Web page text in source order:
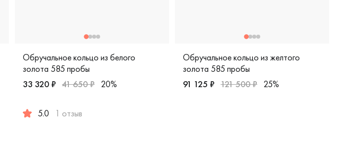
585 пробы, дизайнерская, 200-000-128
Обручальное кольцо из белого
золота 585 пробы
33 320 ₽ 41 650 ₽ 20%
5.0 1 отзыв
Обручальное кольцо из желтого
золота 585 пробы
91 125 ₽ 121 500 ₽ 25%